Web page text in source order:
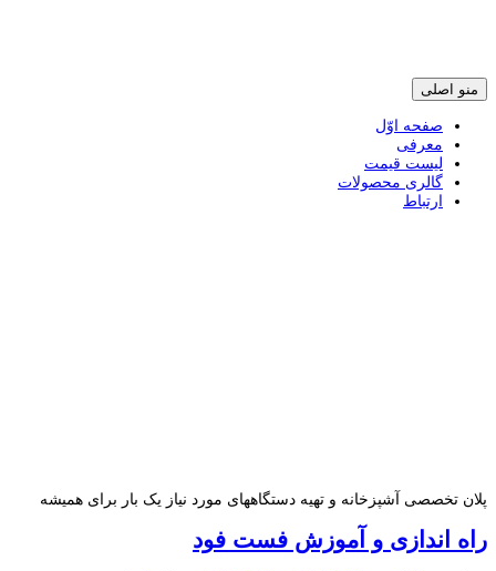
منو اصلی پرش
به
محتوی
صفحه اوّل
معرفی
لیست قیمت
گالری محصولات
ارتباط
پلان تخصصی آشپزخانه و تهیه دستگاههای مورد نیاز یک بار برای همیشه
راه اندازی و آموزش فست فود